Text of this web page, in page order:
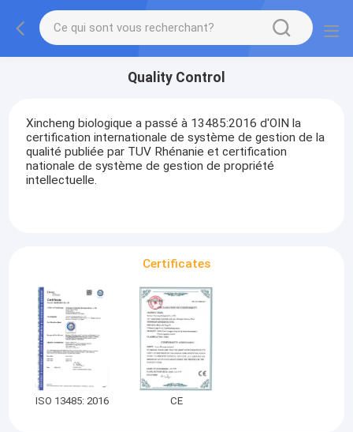
Quality Control
Xincheng biologique a passé à 13485:2016 d'OIN la
certification internationale de système de gestion de la
qualité publiée par TUV Rhénanie et certification
nationale de système de gestion de propriété
intellectuelle.
Certificates
ISO 13485: 2016 CE